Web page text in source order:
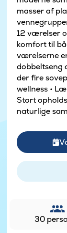
masser af
12 værelser
komfort til
værelserne
dobbeltseng
der fire
wellness •
Stort
naturlige
30